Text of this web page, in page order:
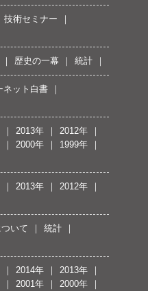
技術セミナー
歴史の一幕 統計
ネット白書
2013年
2012年
2000年
1999年
2013年
2012年
いて
統計
2014年
2013年
2001年
2000年